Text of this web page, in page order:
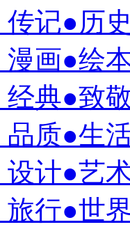
记●历
画●绘
典●致
质●生
计●艺
行●世